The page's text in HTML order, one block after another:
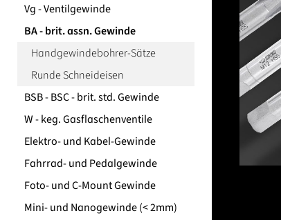
Vg - Ventilgewinde
BA - brit. assn. Gewinde
Handgewindebohrer-Sätze
Runde Schneideisen
BSB - BSC - brit. std. Gewinde
W - keg. Gasflaschenventile
Elektro- und Kabel-Gewinde
Fahrrad- und Pedalgewinde
Foto- und C-Mount Gewinde
Mini- und Nanogewinde (< 2mm)